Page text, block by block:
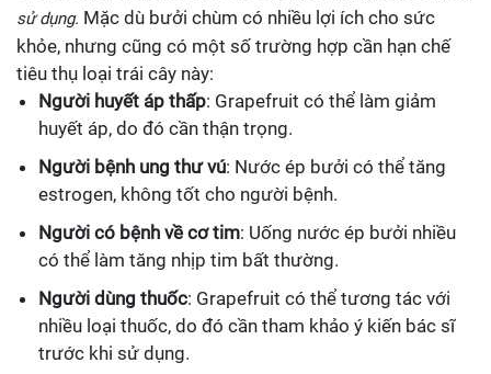
sử dụng. Mặc dù bưởi chùm có nhiều lợi ích cho sức
khỏe, nhưng cũng có một số trường hợp cần hạn chế
tiêu thụ loại trái cây này:
Người huyết áp thấp: Grapefruit có thể làm giảm
huyết áp, do đó cần thận trọng.
Người bệnh ung thư vú: Nước ép bưởi có thể tăng
estrogen, không tốt cho người bệnh.
Người có bệnh về cơ tim: Uống nước ép bưởi nhiều
có thể làm tăng nhịp tim bất thường.
Người dùng thuốc: Grapefruit có thể tương tác với
nhiều loại thuốc, do đó cần tham khảo ý kiến bác sĩ
trước khi sử dụng.